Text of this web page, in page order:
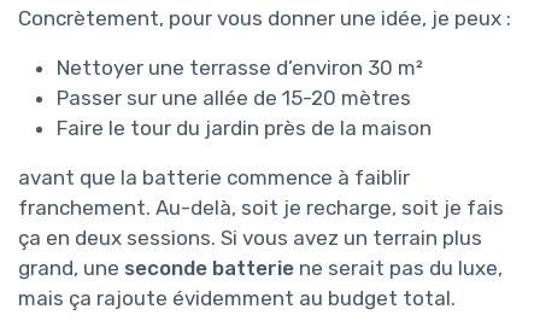
Concrètement, pour vous donner une idée, je peux :
Nettoyer une terrasse d’environ 30 m²
Passer sur une allée de 15-20 mètres
Faire le tour du jardin près de la maison
avant que la batterie commence à faiblir
franchement. Au-delà, soit je recharge, soit je fais
ça en deux sessions. Si vous avez un terrain plus
grand, une seconde batterie ne serait pas du luxe,
mais ça rajoute évidemment au budget total.